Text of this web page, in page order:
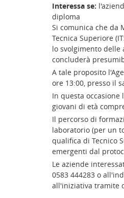
Interessa se:
diploma
Si comunica che da
Tecnica Superiore
lo svolgimento delle
concluderà
A tale proposito
ore 13:00, presso il
In questa
giovani di età
Il percorso di
laboratorio (per un
qualifica di Tecnico
emergenti dal
Le aziende
0583 444283 o
all'iniziativa tramite